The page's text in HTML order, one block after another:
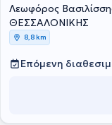
ακοολογικός έλεγχος,
και έλεγχος με
σε παιδιά και
και αλλεργικής
μικροεπεμβάσεων.
Λεωφόρος
ΘΕΣΣΑΛΟΝΙΚΗΣ
8,8 km
Επόμενη